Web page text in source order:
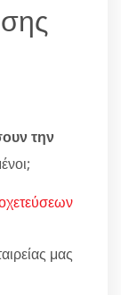
την
μας